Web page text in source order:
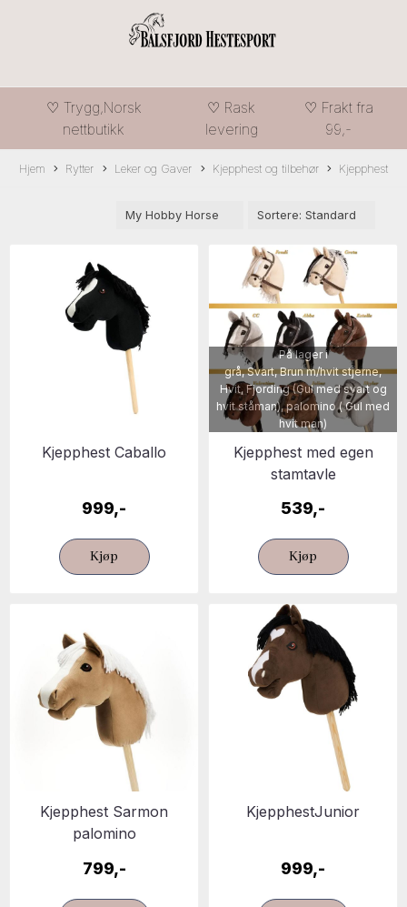
♡ Trygg,Norsk
nettbutikk
♡ Rask
levering
♡ Frakt fra
99,-
Hjem Rytter Leker og Gaver Kjepphest og tilbehør Kjepphest
Kjepphest Caballo
999,-
Kjøp
På lager i
grå, Svart, Brun m/hvit stjerne,
Hvit, Fjording (Gul med svart og
hvit ståman), palomino ( Gul med
hvit man)
Kjepphest med egen
stamtavle
539,-
Kjøp
Kjepphest Sarmon
palomino
799,-
KjepphestJunior
999,-